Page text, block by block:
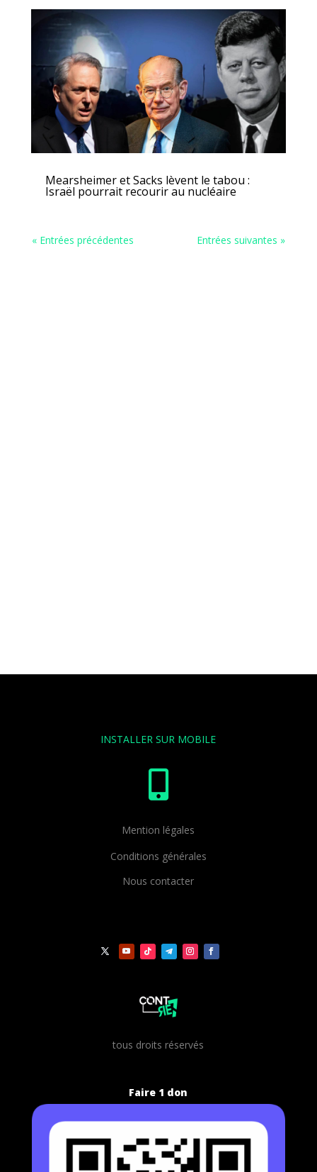
Mearsheimer et Sacks lèvent le tabou :
Israël pourrait recourir au nucléaire
« Entrées précédentes Entrées suivantes »
INSTALLER SUR MOBILE

Mention légales
Conditions générales
Nous contacter
tous droits réservés
Faire 1 don